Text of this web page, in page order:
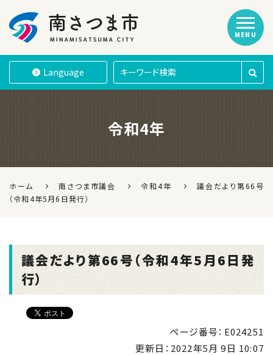
南さつま市
Language
MENU
令和4年
ホーム 南さつま市議会 令和4年
議会だより第66号
（令和4年5月6日発行）
議会だより第66号（令和4年5月6日発
行）
ページ番号：E024251
更新日： 2022年5月 9日 10:07